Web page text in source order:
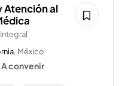
Atención al
, México
A convenir